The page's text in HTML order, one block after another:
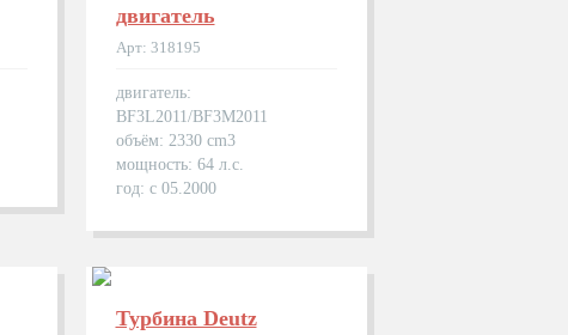
двигатель
Арт: 318195
двигатель:
BF3L2011/BF3M2011
объём: 2330 cm3
мощность: 64 л.с.
год: с 05.2000
Турбина Deutz